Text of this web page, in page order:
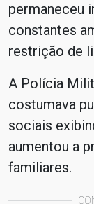
permaneceu
constantes
restrição de
A Polícia
costumava
sociais
aumentou a
familiares.